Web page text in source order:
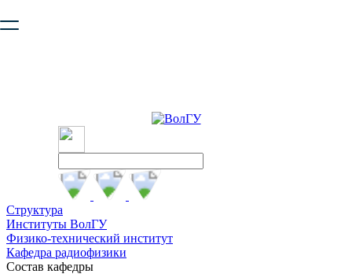
безопасную работу с сайтом. Пожалуйста
Структура
Институты ВолГУ
Физико-технический институт
Кафедра радиофизики
Состав кафедры